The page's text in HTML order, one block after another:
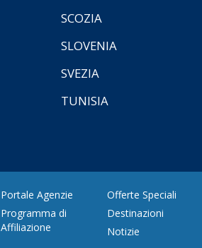
SCOZIA
SLOVENIA
SVEZIA
TUNISIA
Portale Agenzie
Programma di
Affiliazione
Offerte Speciali
Destinazioni
Notizie